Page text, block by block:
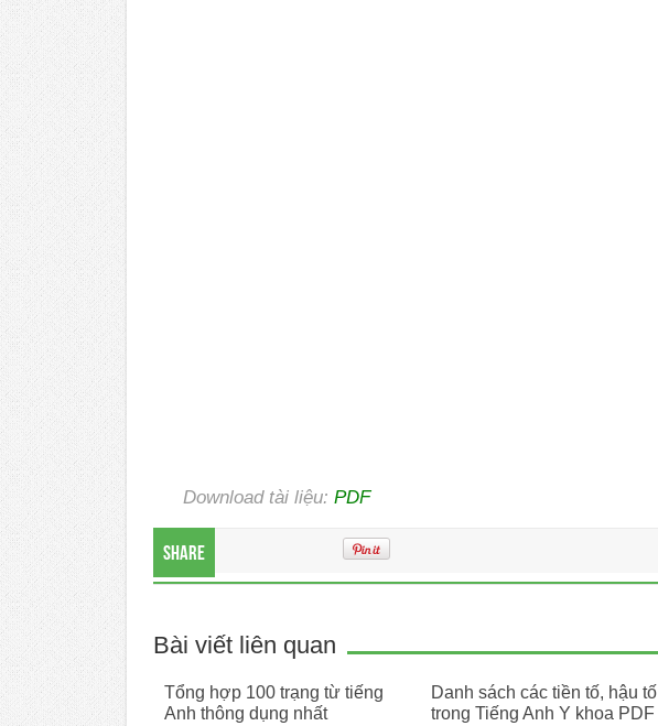
Download tài liệu: PDF
Share
Bài viết liên quan
Tổng hợp 100 trạng từ tiếng
Anh thông dụng nhất
Danh sách các tiền tố, hậu tố
trong Tiếng Anh Y khoa PDF